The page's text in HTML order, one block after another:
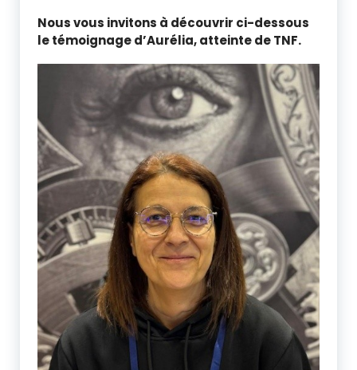
Nous vous invitons à découvrir ci-dessous
le témoignage d’Aurélia, atteinte de TNF.